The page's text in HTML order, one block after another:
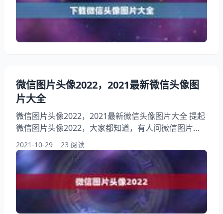
去微信头像图片 答：网上多的是图片，只要自己喜欢
就行可以，然后成为自己的头像。 2、如何微信头像
步骤：1、首先微信；2、找到下面栏目中的“我”，并点
击进入
微信图片头像2022，2021最新微信头像图
片大全
微信图片头像2022，2021最新微信头像图片大全 提起
微信图片头像2022，大家都知道，有人问微信图片头
像2022，另外，还有人想问求大佬把这张图片尺寸做
成微信头像大小，更好，你知道这是怎么回事？其实微
信头像图片有什么要求，下面就一起来看看2021最新
微信头像图片大全，希望能够帮助到大家！ 1、求大佬
把这张图片尺寸做成微信头像大小，更好 答：图片如
下： 网页:右键点击图片
2021-10-29 23 阅读